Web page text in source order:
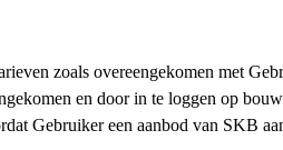
zoals overeengekomen met
en door in te loggen op
Gebruiker een aanbod van SKB